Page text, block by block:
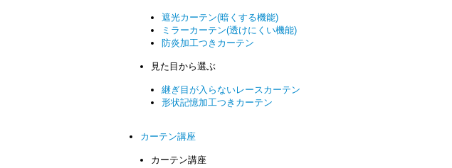
遮光カーテン(暗くする機能)
ミラーカーテン(透けにくい機能)
防炎加工つきカーテン
見た目から選ぶ
継ぎ目が入らないレースカーテン
形状記憶加工つきカーテン
カーテン講座
カーテン講座